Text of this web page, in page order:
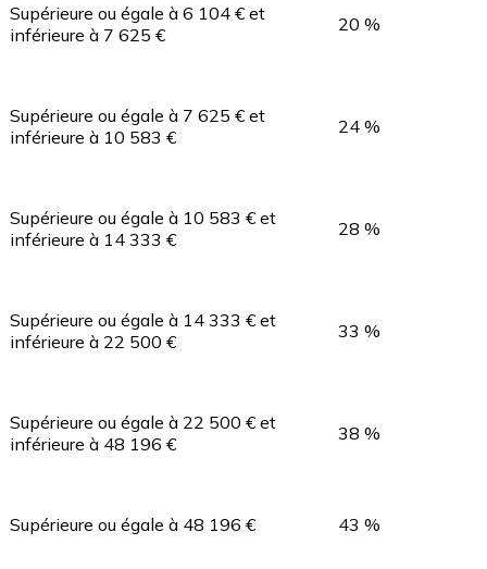
Supérieure ou égale à 6 104 € et
inférieure à 7 625 €
20 %
Supérieure ou égale à 7 625 € et
inférieure à 10 583 €
24 %
Supérieure ou égale à 10 583 € et
inférieure à 14 333 €
28 %
Supérieure ou égale à 14 333 € et
inférieure à 22 500 €
33 %
Supérieure ou égale à 22 500 € et
inférieure à 48 196 €
38 %
Supérieure ou égale à 48 196 € 43 %